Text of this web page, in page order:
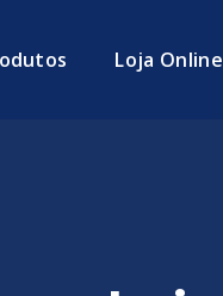
Loja Online